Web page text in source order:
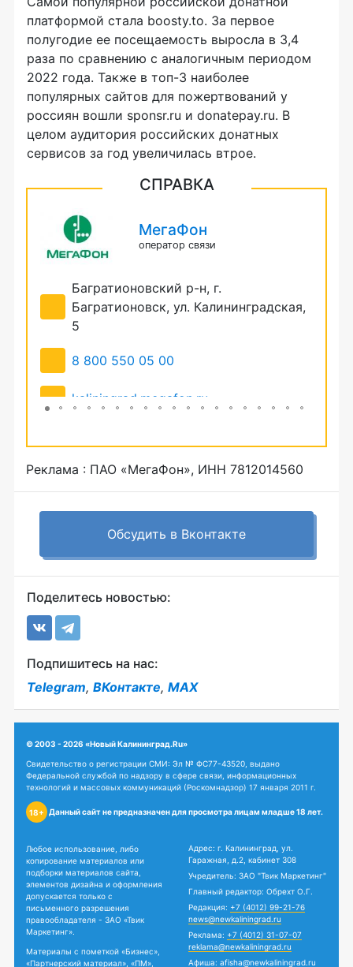
платформой стала boosty.to. За первое
полугодие ее посещаемость выросла в 3,4
раза по сравнению с аналогичным периодом
2022 года. Также в топ-3 наиболее
популярных сайтов для пожертвований у
россиян вошли sponsr.ru и donatepay.ru. В
целом аудитория российских донатных
сервисов за год увеличилась втрое.
СПРАВКА
МегаФон
оператор связи
Багратионовский р-н, г.
Багратионовск, ул. Калининградская,
5
8 800 550 05 00
kaliningrad.megafon.ru
Реклама : ПАО «МегаФон», ИНН 7812014560
Обсудить в Вконтакте
Поделитесь новостью:
Подпишитесь на нас:
Telegram, ВКонтакте, MAX
© 2003 - 2026 «Новый Калининград.Ru»
Свидетельство о регистрации СМИ: Эл № ФС77-43520, выдано
Федеральной службой по надзору в сфере связи, информационных
технологий и массовых коммуникаций (Роскомнадзор) 17 января 2011 г.
18+ Данный сайт не предназначен для просмотра лицам младше 18 лет.
Любое использование, либо
копирование материалов или
подборки материалов сайта,
элементов дизайна и оформления
допускается только с
письменного разрешения
правообладателя - ЗАО «Твик
Маркетинг».
Материалы с пометкой «Бизнес»,
«Партнерский материал», «ПМ»,
Адрес: г. Калининград, ул.
Гаражная, д.2, кабинет 308
Учредитель: ЗАО "Твик Маркетинг"
Главный редактор: Обрехт О.Г.
Редакция: +7 (4012) 99-21-76
news@newkaliningrad.ru
Реклама: +7 (4012) 31-07-07
reklama@newkaliningrad.ru
Афиша: afisha@newkaliningrad.ru